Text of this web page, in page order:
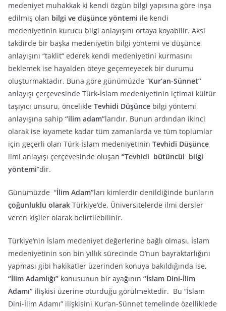
medeniyet muhakkak ki kendi özgün bilgi yapısına göre inşa
edilmiş olan bilgi ve düşünce yöntemi ile kendi
medeniyetinin kurucu bilgi anlayışını ortaya koyabilir. Aksi
takdirde bir başka medeniyetin bilgi yöntemi ve düşünce
anlayışını “taklit“ ederek kendi medeniyetini kurmasını
beklemek ise hayalden öteye geçemeyecek bir durumu
oluşturmaktadır. Buna göre günümüzde “Kur’an-Sünnet”
anlayışı çerçevesinde Türk-İslam medeniyetinin içtimai kültür
taşıyıcı unsuru, öncelikle Tevhidi Düşünce bilgi yöntemi
anlayışına sahip “ilim adam”larıdır. Bunun ardından ikinci
olarak ise kıyamete kadar tüm zamanlarda ve tüm toplumlar
için geçerli olan Türk-İslam medeniyetinin Tevhidi Düşünce
ilmi anlayışı çerçevesinde oluşan “Tevhidi bütüncül bilgi
yöntemi”dir.
Günümüzde “İlim Adam”ları kimlerdir denildiğinde bunların
çoğunluklu olarak Türkiye’de, Üniversitelerde ilmi dersler
veren kişiler olarak belirtilebilinir.
Türkiye’nin İslam medeniyet değerlerine bağlı olması, İslam
medeniyetinin son bin yıllık sürecinde O’nun bayraktarlığını
yapması gibi hakikatler üzerinden konuya bakıldığında ise,
“İlim Adamlığı” konusunun bir ayağının “İslam Dini-İlim
Adamı” ilişkisi üzerine oturduğu görülmektedir. Bu “İslam
Dini-İlim Adamı” ilişkisini Kur’an-Sünnet temelinde özelliklede